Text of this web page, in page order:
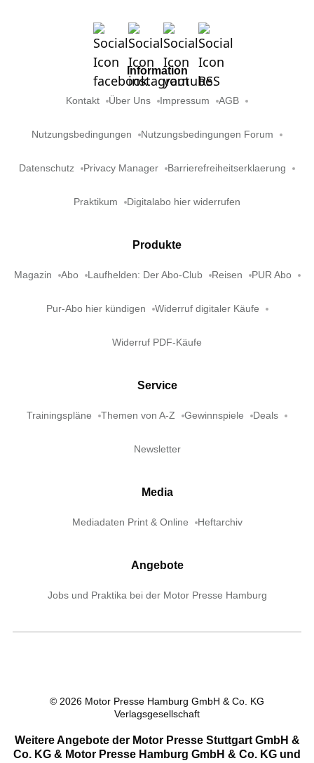
Information
Kontakt Über Uns Impressum AGB
Nutzungsbedingungen Nutzungsbedingungen Forum
Datenschutz Privacy Manager Barrierefreiheitserklaerung
Praktikum Digitalabo hier widerrufen
Produkte
Magazin Abo Laufhelden: Der Abo-Club Reisen PUR Abo
Pur-Abo hier kündigen Widerruf digitaler Käufe
Widerruf PDF-Käufe
Service
Trainingspläne Themen von A-Z Gewinnspiele Deals
Newsletter
Media
Mediadaten Print & Online Heftarchiv
Angebote
Jobs und Praktika bei der Motor Presse Hamburg
© 2026 Motor Presse Hamburg GmbH & Co. KG
Verlagsgesellschaft
Weitere Angebote der Motor Presse Stuttgart GmbH &
Co. KG & Motor Presse Hamburg GmbH & Co. KG und